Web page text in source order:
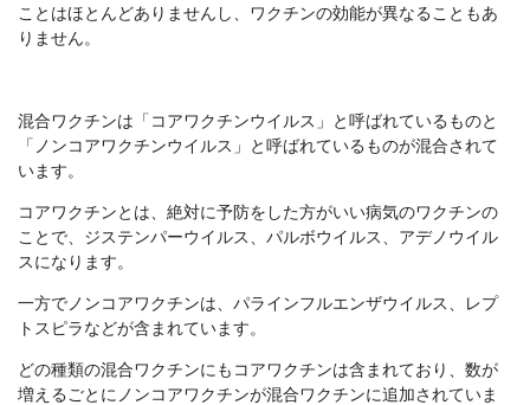
ことはほとんどありませんし、ワクチンの効能が異なることもあ
りません。
混合ワクチンは「コアワクチンウイルス」と呼ばれているものと
「ノンコアワクチンウイルス」と呼ばれているものが混合されて
います。
コアワクチンとは、絶対に予防をした方がいい病気のワクチンの
ことで、ジステンパーウイルス、パルボウイルス、アデノウイル
スになります。
一方でノンコアワクチンは、パラインフルエンザウイルス、レプ
トスピラなどが含まれています。
どの種類の混合ワクチンにもコアワクチンは含まれており、数が
増えるごとにノンコアワクチンが混合ワクチンに追加されていま